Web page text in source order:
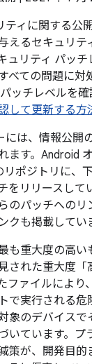
ティに関する公
えるセキュリテ
ュリティ パッ
べての問題に対
ッチレベルを確
して更新する方
には、情報公開
ます。Android
リポジトリに、
をリリースして
のパッチへのリ
クも掲載してい
も重大度の高い
された重大度「
ファイルにより
で実行される危
象のデバイス
いています。プ
策が、開発目